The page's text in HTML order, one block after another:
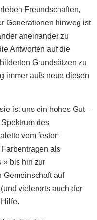
Freundschaften,
Generationen hinweg ist
aneinander zu
Antworten auf die
Grundsätzen zu
immer aufs neue diesen
ist uns ein hohes Gut –
des
vom festen
als
» bis hin zur
Gemeinschaft auf
vielerorts auch der